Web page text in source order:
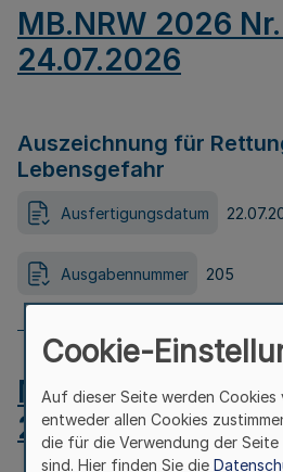
MB.NRW 2026
24.07.2026
Auszeichnung für
Lebensgefahr
Ausfertigungsdatum
Ausgabennummer 205
MB.NRW 2026
24.07.2026
Cookie-
Auf dieser Seite werden Cookies
entweder allen Cookies
die für die Verwendung der
sind. Hier finden Sie die